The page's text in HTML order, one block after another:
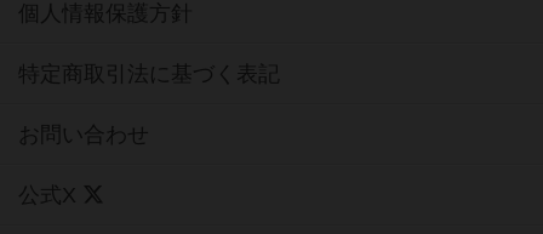
個人情報保護方針
特定商取引法に基づく表記
お問い合わせ
公式X